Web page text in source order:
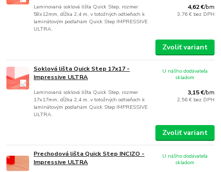
Laminovaná soklová lišta Quick Step, rozmer
58x12mm, dĺžka 2,4 m, v totožných odtieňoch k
laminátovým podlahám Quick Step IMPRESSIVE
ULTRA.
4,62 €/bm
3,76 € bez DPH
Zvoliť variant
Soklová lišta Quick Step 17x17 -
Impressive ULTRA
Laminovaná soklová lišta Quick Step, rozmer
17x17mm, dĺžka 2,4 m, v totožných odtieňoch k
laminátovým podlahám Quick Step IMPRESSIVE
ULTRA.
3,15 €/bm
2,56 € bez DPH
U nášho dodávateľa
skladom
Zvoliť variant
Prechodová lišta Quick Step INCIZO -
Impressive ULTRA
U nášho dodávateľa
skladom